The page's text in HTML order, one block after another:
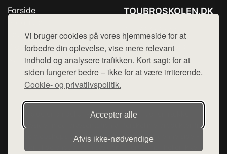
Vi bruger cookies på vores hjemmeside for at
forbedre din oplevelse, vise mere relevant
indhold og analysere trafikken. Kort sagt: for at
siden fungerer bedre – ikke for at være irriterende.
Cookie- og privatlivspolitik.
Accepter alle
Afvis ikke‑nødvendige
Forside
Top Rabatter
Blog
Kontakt
TOUBROSKOLEN.DK
Mail: hej@want.dk
Cookie- og privatlivspolitik
Denne side er en del af want.dk, der udgiver en række
hjemmesider med præsentation af forskellige produkter fra
diverse webshops. Der sælges ikke varer fra denne side - vi
henviser til de shops, som sælger varen. Vi har heller ikke